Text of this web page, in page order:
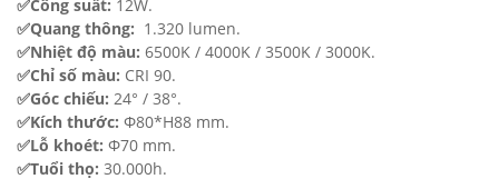
✅Công suất: 12W.
✅Quang thông: 1.320 lumen.
✅Nhiệt độ màu: 6500K / 4000K / 3500K / 3000K.
✅Chỉ số màu: CRI 90.
✅Góc chiếu: 24° / 38°.
✅Kích thước: Φ80*H88 mm.
✅Lỗ khoét: Φ70 mm.
✅Tuổi thọ: 30.000h.